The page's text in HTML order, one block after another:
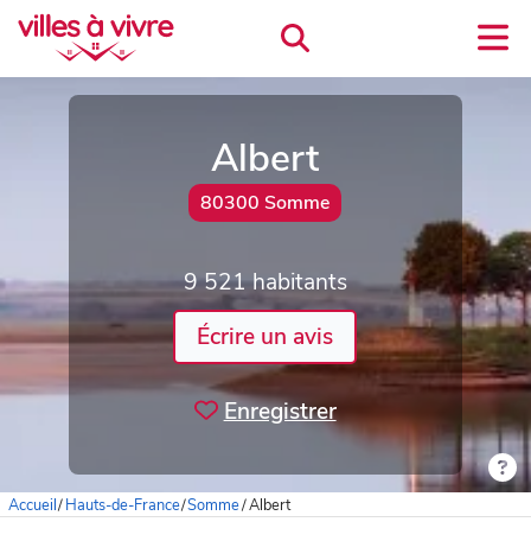
Albert
80300 Somme
9 521 habitants
Écrire un avis
Enregistrer
Accueil/Hauts-de-France/Somme/Albert